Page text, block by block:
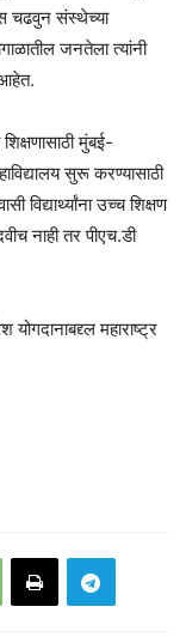
चढवुन संस्थेच्या
जनतेला त्यांनी
मुंबई-
सुरू करण्यासाठी
विद्यार्थ्यांना उच्च शिक्षण
नाही तर पीएच.डी
योगदानाबद्द्ल महाराष्ट्र